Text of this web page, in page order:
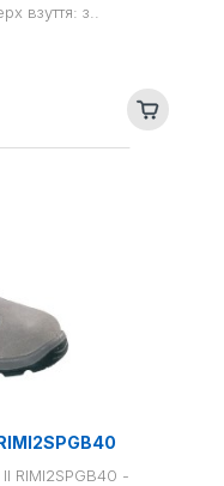
взуття: з..
RIMI2SPGB40 -